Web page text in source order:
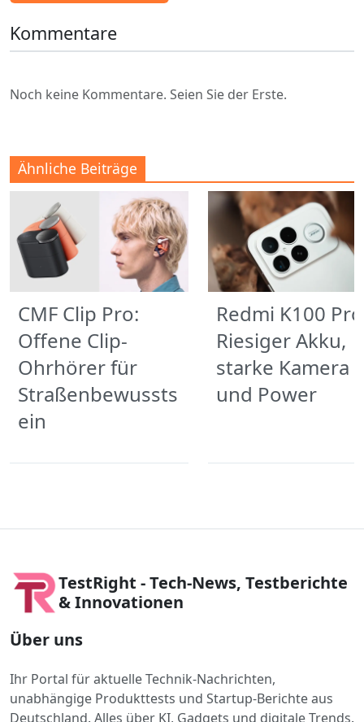
Kommentare
Noch keine Kommentare. Seien Sie der Erste.
Ähnliche Beiträge
CMF Clip Pro:
Offene Clip-
Ohrhörer für
Straßenbewussts
ein
Redmi K100
Riesiger Akku,
starke Kamera
und Power
TestRight - Tech-News, Testberichte
& Innovationen
Über uns
Ihr Portal für aktuelle Technik-Nachrichten,
unabhängige Produkttests und Startup-Berichte aus
Deutschland. Alles über KI, Gadgets und digitale Trends.